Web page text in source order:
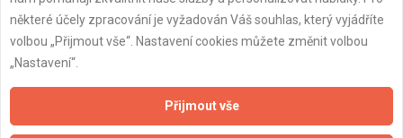
Aktualizováno z portálu ARES dne 15.09.2024 11:30:44
některé účely zpracování je vyžadován Váš souhlas, který vyjádříte
volbou „Přijmout vše“. Nastavení cookies můžete změnit volbou
„Nastavení“.
Přijmout vše